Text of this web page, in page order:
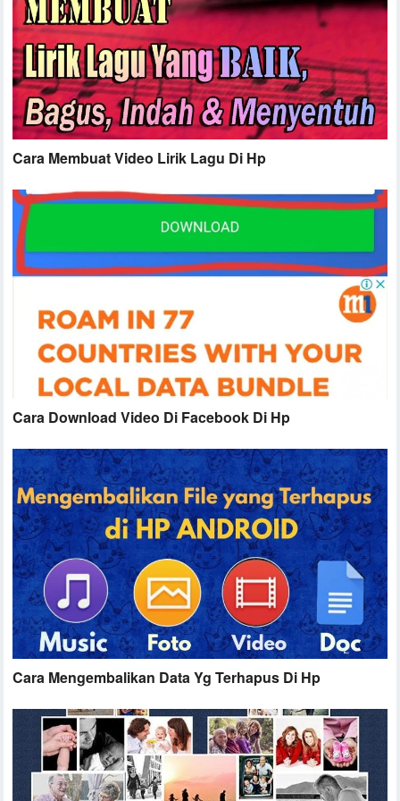
Cara Membuat Video Lirik Lagu Di Hp
Cara Download Video Di Facebook Di Hp
Cara Mengembalikan Data Yg Terhapus Di Hp